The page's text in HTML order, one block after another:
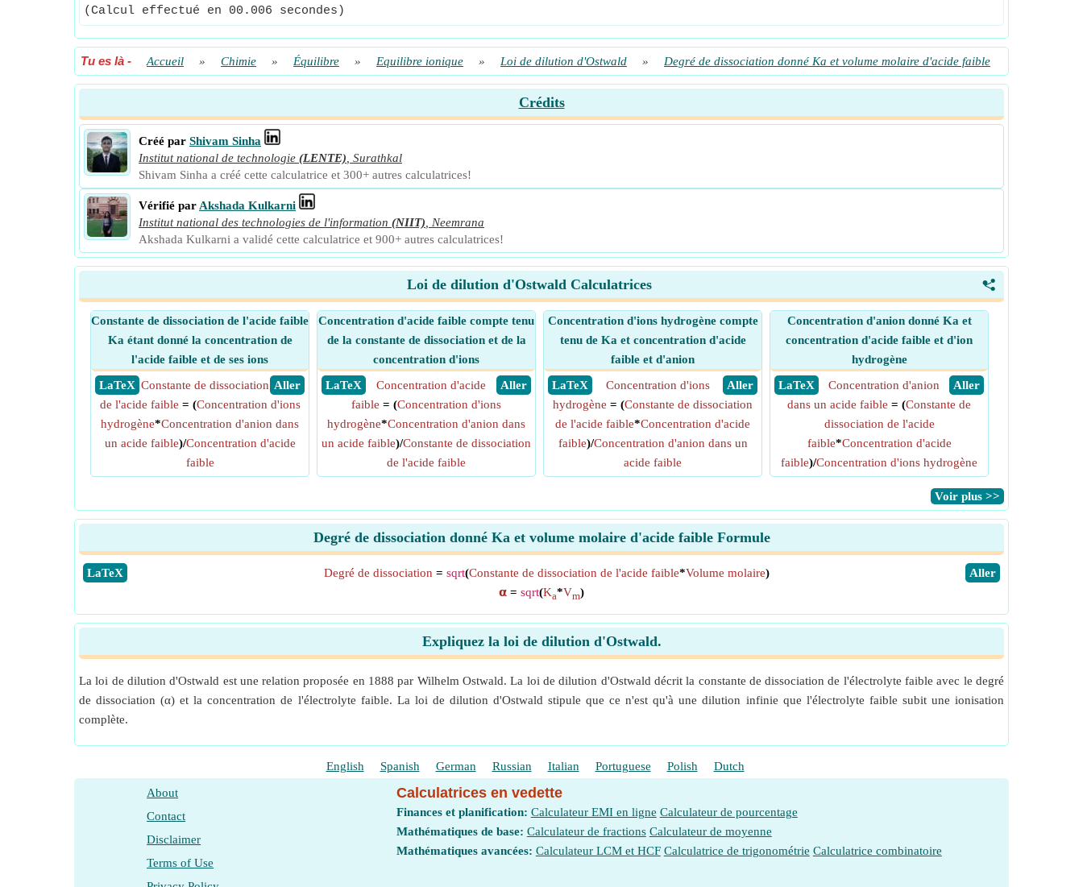
(Calcul effectué en 00.006 secondes)
Tu es là - Accueil » Chimie » Équilibre » Equilibre ionique » Loi de dilution d'Ostwald » Degré de dissociation donné Ka et volume molaire d'acide faible
Crédits
Créé par Shivam Sinha
Institut national de technologie (LENTE) Surathkal
Shivam Sinha a créé cette calculatrice et 300+ autres calculatrices!
Vérifié par Akshada Kulkarni
Institut national des technologies de l'information (NIIT)
Neemrana
Akshada Kulkarni a validé cette calculatrice et 900+ autres calculatrices!
<
Loi de dilution d'Ostwald Calculatrices
Constante de dissociation de l'acide faible
Ka étant donné la concentration de
l'acide faible et de ses ions
​ LaTeX
​ Aller
Constante de dissociation
de l'acide faible = (Concentration d'ions
hydrogène*Concentration d'anion dans
un acide faible)/Concentration d'acide
faible
Concentration d'acide faible compte tenu
de la constante de dissociation et de la
concentration d'ions
​ LaTeX
​ Aller
Concentration d'acide
faible = (Concentration d'ions
hydrogène*Concentration d'anion dans
un acide faible)/Constante de dissociation
de l'acide faible
Concentration d'ions hydrogène compte
tenu de Ka et concentration d'acide
faible et d'anion
​ LaTeX
​ Aller
Concentration d'ions
hydrogène = (Constante de dissociation
de l'acide faible*Concentration d'acide
faible)/Concentration d'anion dans un
acide faible
Concentration d'anion donné Ka et
concentration d'acide faible et d'ion
hydrogène
​ LaTeX
​ Aller
Concentration d'anion
dans un acide faible = (Constante de
dissociation de l'acide
faible*Concentration d'acide
faible)/Concentration d'ions hydrogène
​Voir plus >>
Degré de dissociation donné Ka et volume molaire d'acide faible Formule
​LaTeX ​Aller
Degré de dissociation = sqrt(Constante de dissociation de l'acide faible*Volume molaire)
𝝰 = sqrt(Ka*Vm)
Expliquez la loi de dilution d'Ostwald.
La loi de dilution d'Ostwald est une relation proposée en 1888 par Wilhelm Ostwald. La loi de dilution d'Ostwald décrit la constante de dissociation de l'électrolyte faible avec le degré
de dissociation (α) et la concentration de l'électrolyte faible. La loi de dilution d'Ostwald stipule que ce n'est qu'à une dilution infinie que l'électrolyte faible subit une ionisation
complète.
English Spanish German Russian Italian Portuguese Polish Dutch
About
Contact
Disclaimer
Terms of Use
Calculatrices en vedette
Finances et planification: Calculateur EMI en ligne Calculateur de pourcentage
Mathématiques de base: Calculateur de fractions Calculateur de moyenne
Mathématiques avancées: Calculateur LCM et HCF Calculatrice de trigonométrie Calculatrice combinatoire